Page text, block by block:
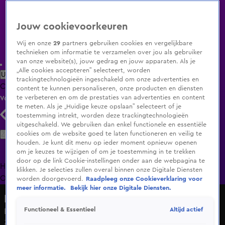
Uitzending Gemist Populaire programma's Zenders Genres
ClipsFilmsRadioSmart TV inlogShop
Volg KIJK
Zoeken
HomeUitzending Gemist Programma's De Bondgenoten
OranjezomerLivestreamsShop
Enorme brand in Norg: NL-Alert vanwege rookwolk
Zo 7 juni, 15:15
Jouw cookievoorkeuren
Wij en onze29 partners gebruiken cookies en vergelijkbare
technieken om informatie te verzamelen over jou als gebruiker
van onze website(s), jouw gedrag en jouw apparaten. Als je
„Alle cookies accepteren” selecteert, worden
trackingtechnologieën ingeschakeld om onze advertenties en
content te kunnen personaliseren, onze producten en diensten
te verbeteren en om de prestaties van advertenties en content
te meten. Als je „Huidige keuze opslaan” selecteert of je
toestemming intrekt, worden deze trackingtechnologieën
uitgeschakeld. We gebruiken dan enkel functionele en essentiële
cookies om de website goed te laten functioneren en veilig te
houden. Je kunt dit menu op ieder moment opnieuw openen
om je keuzes te wijzigen of om je toestemming in te trekken
door op de link Cookie-instellingen onder aan de webpagina te
klikken. Je selecties zullen overal binnen onze Digitale Diensten
worden doorgevoerd.
Raadpleeg onze Cookieverklaring voor
meer informatie.
Bekijk hier onze Digitale Diensten.
Functioneel & Essentieel Altijd actief